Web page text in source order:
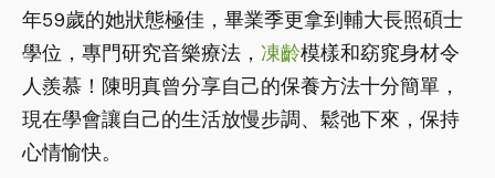
年59歲的她狀態極佳，畢業季更拿到輔大長照碩士
學位，專門研究音樂療法， 凍齡模樣和窈窕身材令
人羨慕！陳明真曾分享自己的保養方法十分簡單，
現在學會讓自己的生活放慢步調、鬆弛下來，保持
心情愉快。